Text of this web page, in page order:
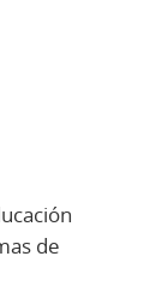
de